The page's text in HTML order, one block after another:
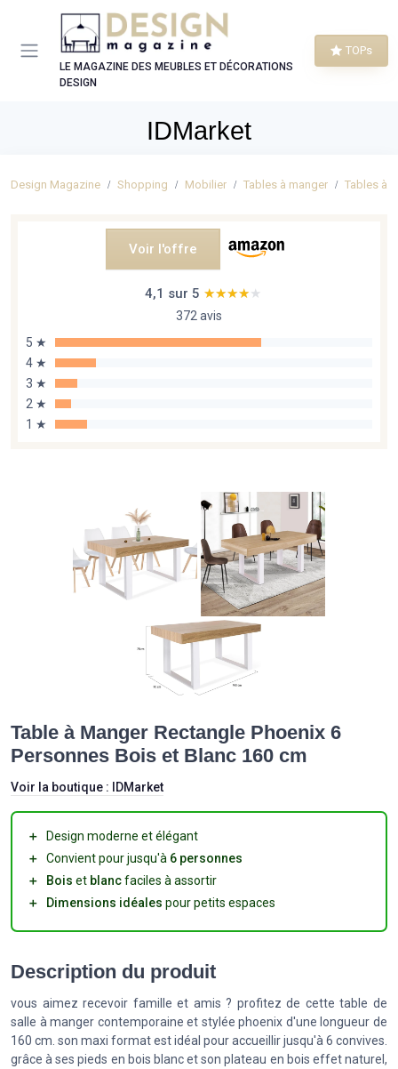
LE MAGAZINE DES MEUBLES ET DÉCORATIONS
DESIGN
TOPs
IDMarket
Design Magazine Shopping Mobilier Tables à manger Tables à
Voir l'offre
4,1 sur 5 ★★★★★
★★★★★
372 avis
5 ★
4 ★
3 ★
2 ★
1 ★
Table à Manger Rectangle Phoenix 6
Personnes Bois et Blanc 160 cm
Voir la boutique : IDMarket
＋
Design moderne et élégant
＋
Convient pour jusqu'à 6 personnes
＋
Bois et blancfaciles à assortir
＋
Dimensions idéales pour petits espaces
Description du produit
vous aimez recevoir famille et amis ? profitez de cette table de
salle à manger contemporaine et stylée phoenix d'une longueur de
160 cm. son maxi format est idéal pour accueillir jusqu'à 6 convives.
grâce à ses pieds en bois blanc et son plateau en bois effet naturel,
Panneau de gestion des cookies